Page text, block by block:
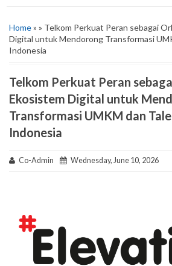
Home» » Telkom Perkuat Peran sebagai
Digital untuk Mendorong Transformasi
Indonesia
Telkom Perkuat Peran
Ekosistem Digital untuk
Transformasi UMKM dan
Indonesia
Co-Admin Wednesday, June 10, 2026